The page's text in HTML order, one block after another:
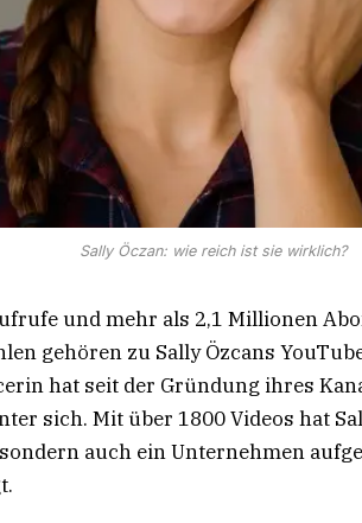
Sally Öczan: wie reich ist sie wirklich?
und mehr als 2,1 Millionen
gehören zu Sally Özcans
hat seit der Gründung ihres
sich. Mit über 1800 Videos hat
auch ein Unternehmen